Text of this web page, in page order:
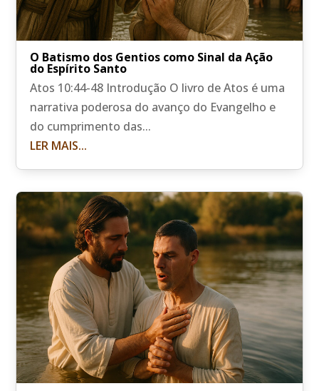
O Batismo dos Gentios como Sinal da Ação
do Espírito Santo
Atos 10:44-48 Introdução O livro de Atos é uma
narrativa poderosa do avanço do Evangelho e
do cumprimento das...
LER MAIS...